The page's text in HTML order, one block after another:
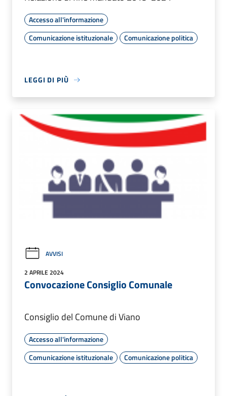
Accesso all'informazione
Comunicazione istituzionale
Comunicazione politica
LEGGI DI PIÙ
AVVISI
2 APRILE 2024
Convocazione Consiglio Comunale
Consiglio del Comune di Viano
Accesso all'informazione
Comunicazione istituzionale
Comunicazione politica